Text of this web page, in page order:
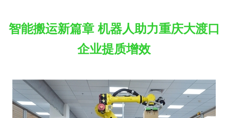
智能搬运新篇章 机器人助力重庆大渡口
企业提质增效